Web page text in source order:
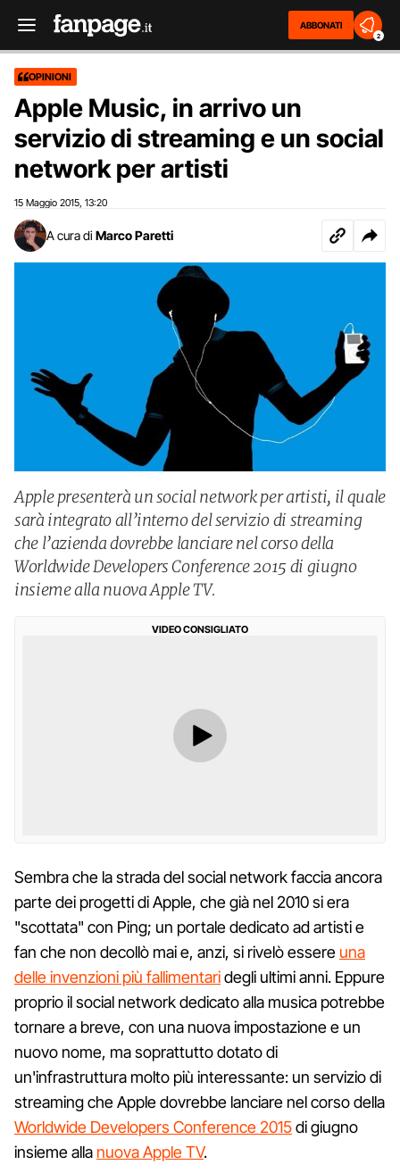
ABBONATI
2
OPINIONI
Apple Music, in arrivo un
servizio di streaming e un social
network per artisti
15 Maggio 2015 13:20
A cura di Marco Paretti
Apple presenterà un social network per artisti, il quale
sarà integrato all’interno del servizio di streaming
che l’azienda dovrebbe lanciare nel corso della
Worldwide Developers Conference 2015 di giugno
insieme alla nuova Apple TV.
VIDEO CONSIGLIATO
Sembra che la strada del social network faccia ancora
parte dei progetti di Apple, che già nel 2010 si era
"scottata" con Ping; un portale dedicato ad artisti e
fan che non decollò mai e, anzi, si rivelò essere una
delle invenzioni più fallimentaridegli ultimi anni. Eppure
proprio il social network dedicato alla musica potrebbe
tornare a breve, con una nuova impostazione e un
nuovo nome, ma soprattutto dotato di
un'infrastruttura molto più interessante: un servizio di
streaming che Apple dovrebbe lanciare nel corso della
Worldwide Developers Conference 2015di giugno
insieme alla nuova Apple TV.